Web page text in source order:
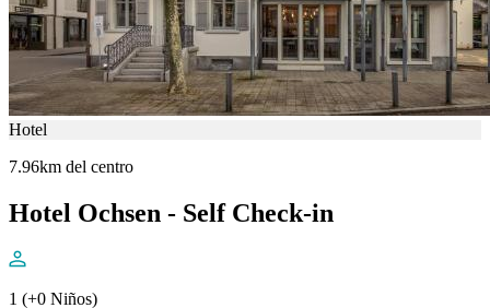
Hotel
7.96km del centro
Hotel Ochsen - Self Check-in
1 (+0 Niños)